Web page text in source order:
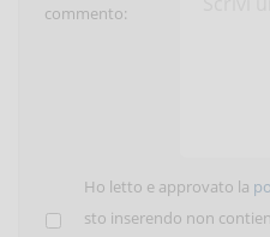
commento:
Ho letto e approvato la
sto inserendo non